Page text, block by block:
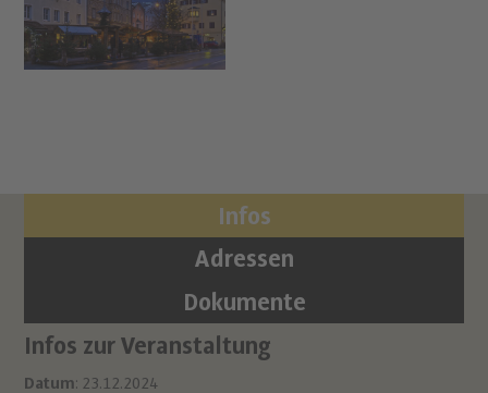
Infos zur Veranstaltung
Datum: 23.12.2024
Infos
Adressen
Dokumente